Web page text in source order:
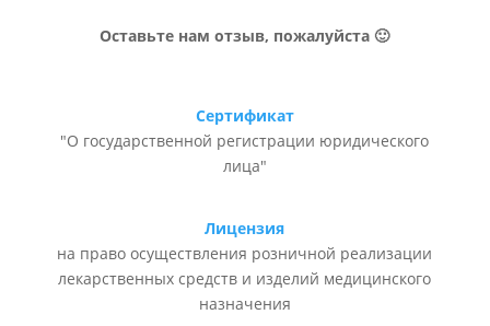
Оставьте нам отзыв, пожалуйста 🙂
Сертификат
"О государственной регистрации юридического
лица"
Лицензия
на право осуществления розничной реализации
лекарственных средств и изделий медицинского
назначения